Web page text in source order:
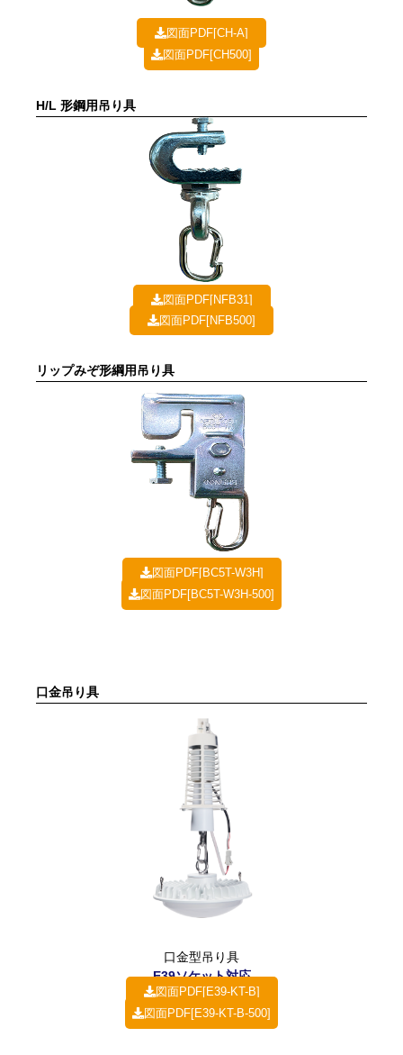
図面PDF[CH-A]
図面PDF[CH500]
H/L 形鋼用吊り具
図面PDF[NFB31]
図面PDF[NFB500]
リップみぞ形綱用吊り具
図面PDF[BC5T-W3H]
図面PDF[BC5T-W3H-500]
口金吊り具
口金型吊り具
E39ソケット対応
図面PDF[E39-KT-B]
図面PDF[E39-KT-B-500]